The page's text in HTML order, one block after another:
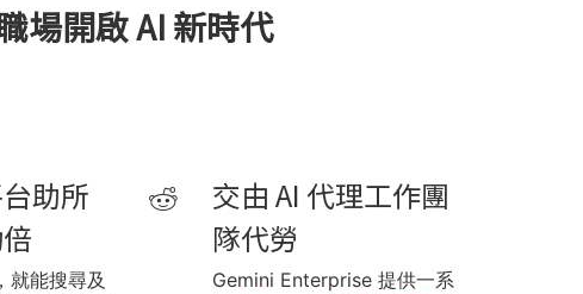
場開啟 AI 新時代
助所
就能搜尋及
交由 AI 代理工作團
隊代勞
Gemini Enterprise 提供一系